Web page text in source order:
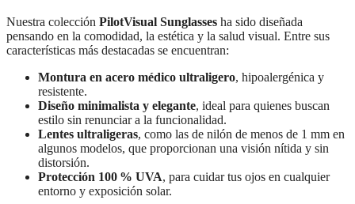
Nuestra colección PilotVisual Sunglasses ha sido diseñada
pensando en la comodidad, la estética y la salud visual. Entre sus
características más destacadas se encuentran:
Montura en acero médico ultraligero, hipoalergénica y
resistente.
Diseño minimalista y elegante, ideal para quienes buscan
estilo sin renunciar a la funcionalidad.
Lentes ultraligeras, como las de nilón de menos de 1 mm en
algunos modelos, que proporcionan una visión nítida y sin
distorsión.
Protección 100 % UVA, para cuidar tus ojos en cualquier
entorno y exposición solar.